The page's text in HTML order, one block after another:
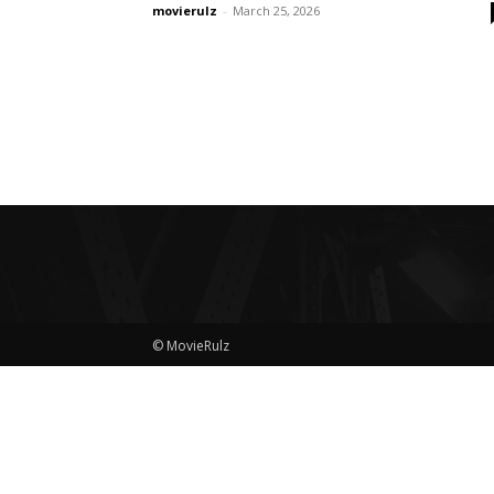
movierulz - March 25, 2026
© MovieRulz